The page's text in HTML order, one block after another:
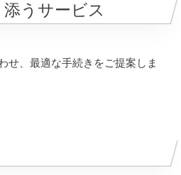
うサービス
せ、最適な手続きをご提案しま